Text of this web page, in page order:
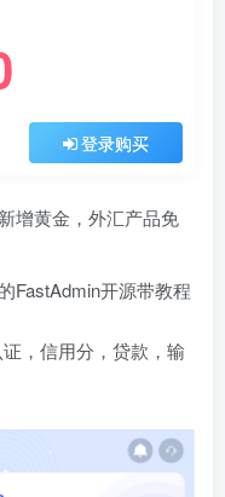
登录购买
增黄金，外汇产品免
FastAdmin开源带教程
，信用分，贷款，输